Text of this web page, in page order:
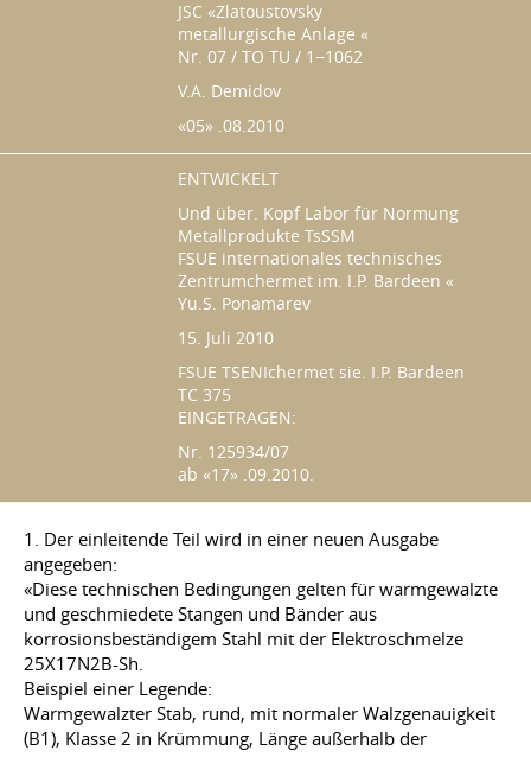
JSC «Zlatoustovsky
metallurgische Anlage «
Nr. 07 / TO TU / 1−1062
V.A. Demidov
«05» .08.2010
ENTWICKELT
Und über. Kopf Labor für Normung
Metallprodukte TsSSM
FSUE internationales technisches
Zentrumchermet im. I.P. Bardeen «
Yu.S. Ponamarev
15. Juli 2010
FSUE TSENIchermet sie. I.P. Bardeen
TC 375
EINGETRAGEN:
Nr. 125934/07
ab «17» .09.2010.
1. Der einleitende Teil wird in einer neuen Ausgabe
angegeben:
«Diese technischen Bedingungen gelten für warmgewalzte
und geschmiedete Stangen und Bänder aus
korrosionsbeständigem Stahl mit der Elektroschmelze
25X17N2B-Sh.
Beispiel einer Legende:
Warmgewalzter Stab, rund, mit normaler Walzgenauigkeit
(B1), Klasse 2 in Krümmung, Länge außerhalb der